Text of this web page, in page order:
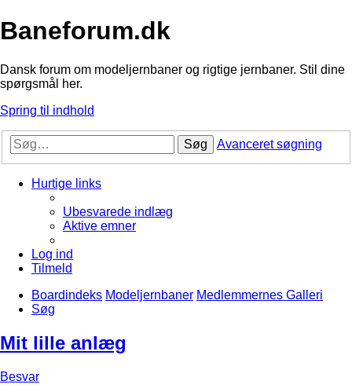
Baneforum.dk
Dansk forum om modeljernbaner og rigtige jernbaner. Stil dine
spørgsmål her.
Spring til indhold
Søg Avanceret søgning
Hurtige links
Ubesvarede indlæg
Aktive emner
Log ind
Tilmeld
Boardindeks Modeljernbaner Medlemmernes Galleri
Søg
Mit lille anlæg
Besvar